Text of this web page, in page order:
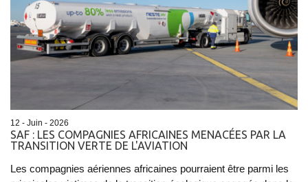
12 - Juin - 2026
SAF : LES COMPAGNIES AFRICAINES MENACÉES PAR LA
TRANSITION VERTE DE L'AVIATION
Les compagnies aériennes africaines pourraient être parmi les